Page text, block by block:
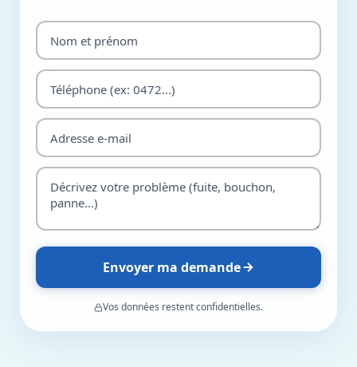
Envoyer ma demande
Vos données restent confidentielles.